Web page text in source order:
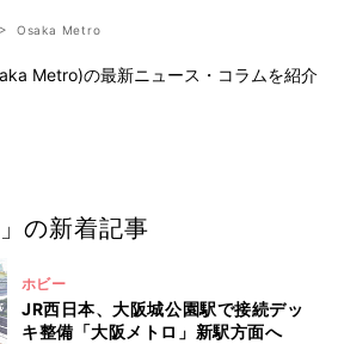
Osaka Metro
Metro)の最新ニュース・コラムを紹介
の新着記事
ホビー
JR西日本、大阪城公園駅で接続デッ
キ整備「大阪メトロ」新駅方面へ